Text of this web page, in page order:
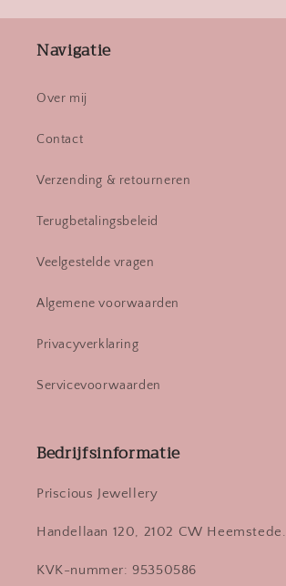
Navigatie
Over mij
Contact
Verzending & retourneren
Terugbetalingsbeleid
Veelgestelde vragen
Algemene voorwaarden
Privacyverklaring
Servicevoorwaarden
Bedrijfsinformatie
Priscious Jewellery
Handellaan 120, 2102 CW Heemstede.
KVK-nummer: 95350586